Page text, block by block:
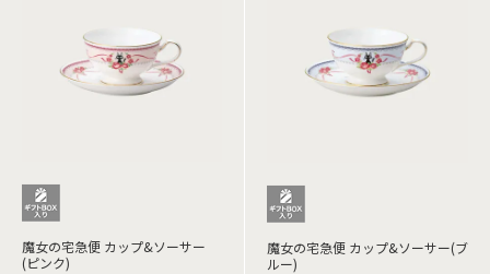
魔女の宅急便 カップ&ソーサー
(ピンク)
魔女の宅急便 カップ&ソーサー(ブ
ルー)